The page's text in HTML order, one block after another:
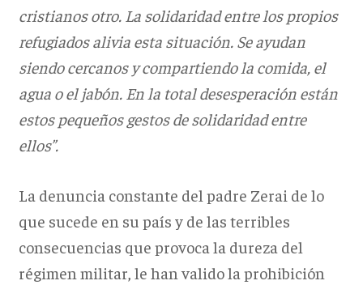
cristianos otro. La solidaridad entre los propios
refugiados alivia esta situación. Se ayudan
siendo cercanos y compartiendo la comida, el
agua o el jabón. En la total desesperación están
estos pequeños gestos de solidaridad entre
ellos”.
La denuncia constante del padre Zerai de lo
que sucede en su país y de las terribles
consecuencias que provoca la dureza del
régimen militar, le han valido la prohibición